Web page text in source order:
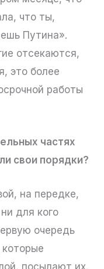
что ты,
Путина».
отсекаются,
это более
работы
частях
свои порядки?
на передке,
для кого
очередь